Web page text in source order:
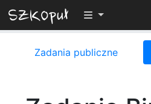
Przełącz
Zadania publiczne